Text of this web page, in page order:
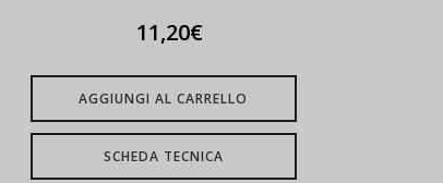
11,20€
AGGIUNGI AL CARRELLO
SCHEDA TECNICA